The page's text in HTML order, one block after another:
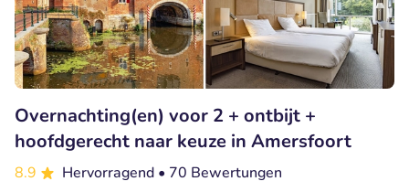
Overnachting(en) voor 2 + ontbijt +
hoofdgerecht naar keuze in Amersfoort
8.9 Hervorragend • 70 Bewertungen